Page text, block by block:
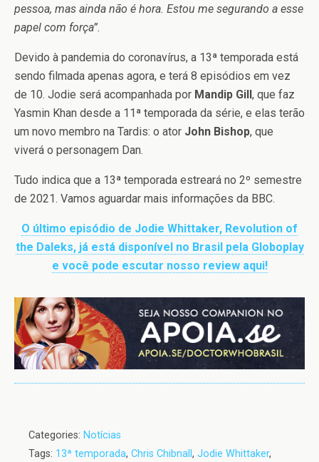
pessoa, mas ainda não é hora. Estou me segurando a esse
papel com força”.
Devido à pandemia do coronavírus, a 13ª temporada está
sendo filmada apenas agora, e terá 8 episódios em vez
de 10. Jodie será acompanhada por Mandip Gill, que faz
Yasmin Khan desde a 11ª temporada da série, e elas terão
um novo membro na Tardis: o ator John Bishop, que
viverá o personagem Dan.
Tudo indica que a 13ª temporada estreará no 2º semestre
de 2021. Vamos aguardar mais informações da BBC.
O último episódio de Jodie Whittaker, Revolution of
the Daleks, já está disponível no Brasil pela Globoplay
e você pode escutar nosso review aqui!
Categories: Notícias
Tags: 13ª temporada, Chris Chibnall , Jodie Whittaker,